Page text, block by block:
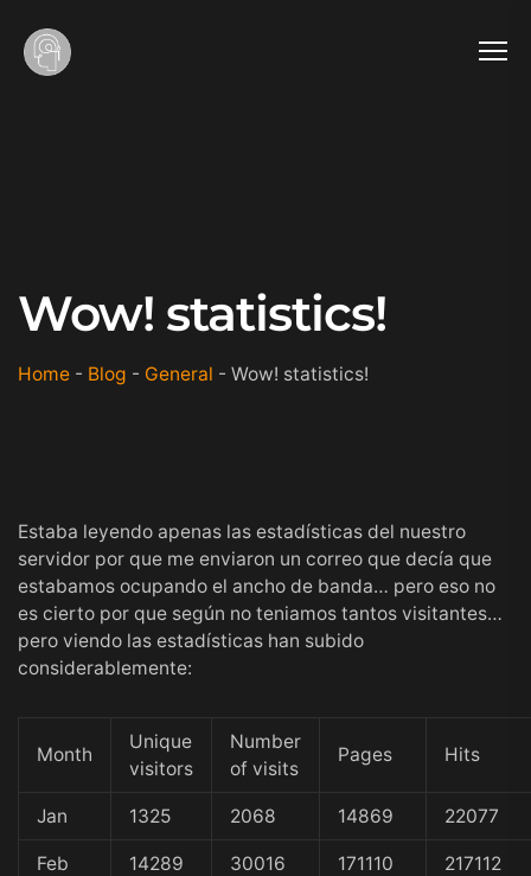
Wow! statistics!
Home - Blog - General - Wow! statistics!
Estaba leyendo apenas las estadísticas del nuestro
servidor por que me enviaron un correo que decía que
estabamos ocupando el ancho de banda… pero eso no
es cierto por que según no teniamos tantos visitantes…
pero viendo las estadísticas han subido
considerablemente:
Month
Unique
visitors
Number
of visits
Pages Hits
Jan 1325 2068 14869 22077
Feb 14289 30016 171110 217112